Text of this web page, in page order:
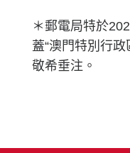
＊郵電局特於
蓋“澳門特別行
敬希垂注。